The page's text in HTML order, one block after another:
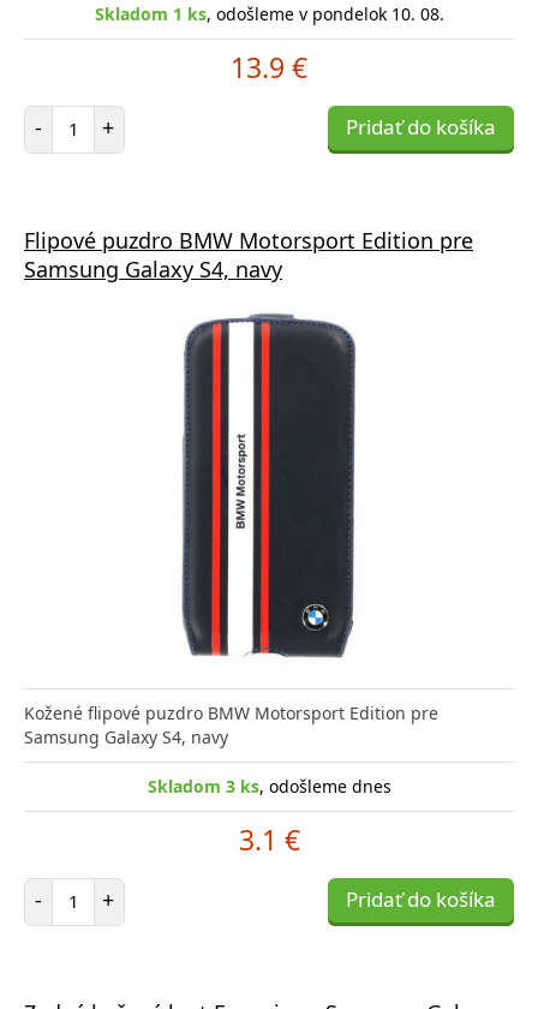
Skladom 1 ks, odošleme v pondelok 10. 08.
13.9 €
- Počet položiek
+ Pridať do košíka
Flipové puzdro BMW Motorsport Edition pre
Samsung Galaxy S4, navy
Kožené flipové puzdro BMW Motorsport Edition pre
Samsung Galaxy S4, navy
Skladom 3 ks, odošleme dnes
3.1 €
- Počet položiek
+ Pridať do košíka